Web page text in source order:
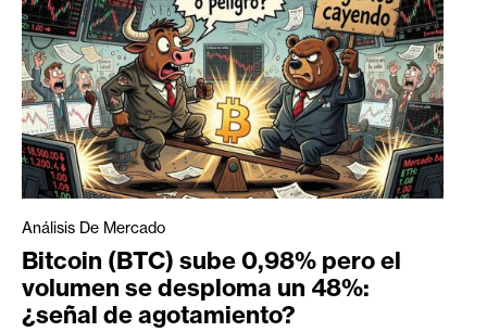
Análisis De Mercado
Bitcoin (BTC) sube 0,98% pero el
volumen se desploma un 48%:
¿señal de agotamiento?